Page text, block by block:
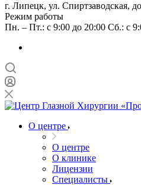
г. Липецк, ул. Спиртзаводская,
Режим работы
Пн. – Пт.: с 9:00 до 20:00 Сб.: с
О центре
О центре
О клинике
Лицензии
Специалисты